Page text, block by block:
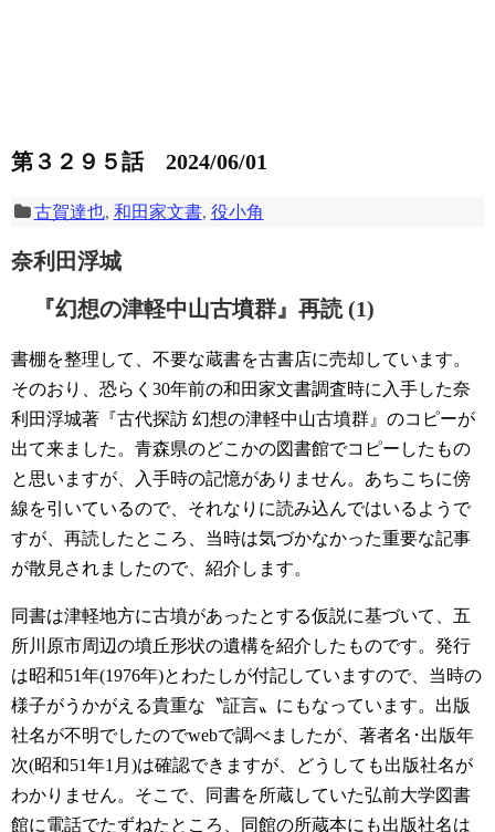
第３２９５話 2024/06/01
古賀達也, 和田家文書, 役小角
奈利田浮城
『幻想の津軽中山古墳群』再読 (1)
書棚を整理して、不要な蔵書を古書店に売却しています。
そのおり、恐らく30年前の和田家文書調査時に入手した奈
利田浮城著『古代探訪 幻想の津軽中山古墳群』のコピーが
出て来ました。青森県のどこかの図書館でコピーしたもの
と思いますが、入手時の記憶がありません。あちこちに傍
線を引いているので、それなりに読み込んではいるようで
すが、再読したところ、当時は気づかなかった重要な記事
が散見されましたので、紹介します。
同書は津軽地方に古墳があったとする仮説に基づいて、五
所川原市周辺の墳丘形状の遺構を紹介したものです。発行
は昭和51年(1976年)とわたしが付記していますので、当時の
様子がうかがえる貴重な〝証言〟にもなっています。出版
社名が不明でしたのでwebで調べましたが、著者名･出版年
次(昭和51年1月)は確認できますが、どうしても出版社名が
わかりません。そこで、同書を所蔵していた弘前大学図書
館に電話でたずねたところ、同館の所蔵本にも出版社名は